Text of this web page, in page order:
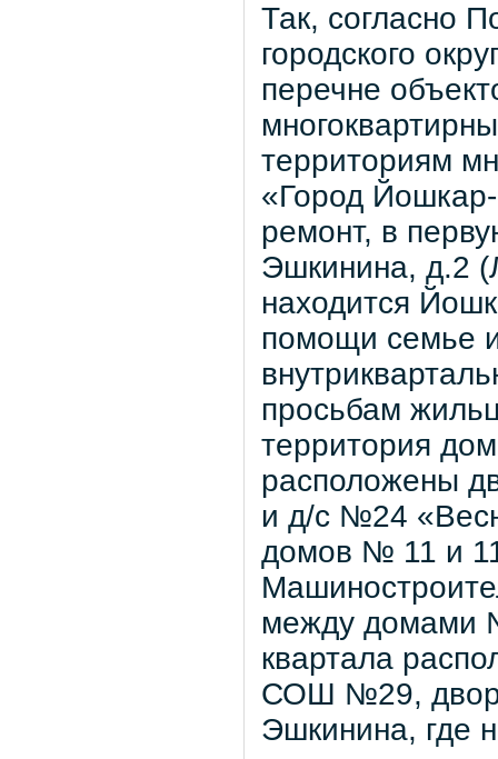
Так, согласно
городского
перечне
территориям
«Город
ремонт, в
Эшкинина, д.2
находится
помощи семье
просьбам
территория
расположены
и д/с №24
домов № 11 и
между домами
квартала
СОШ №29,
Эшкинина, где